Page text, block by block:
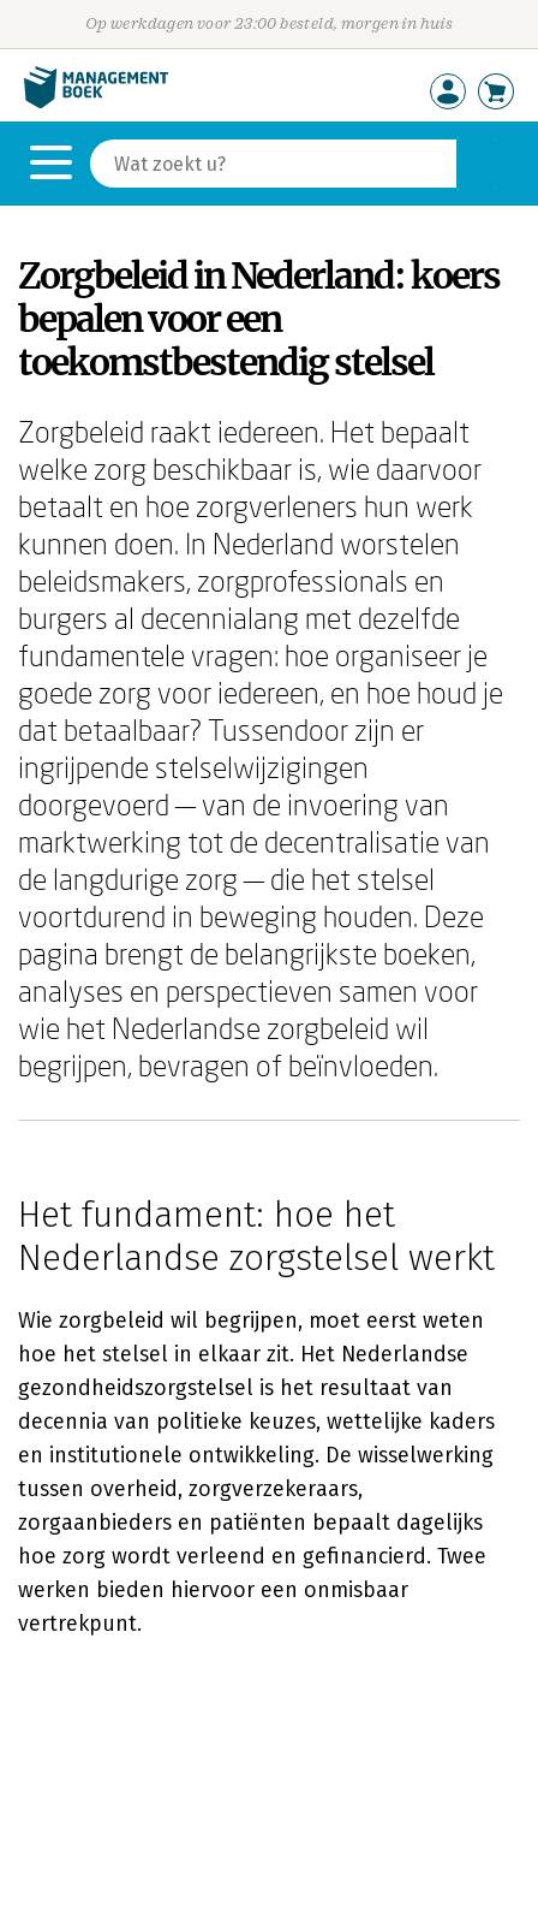
Op werkdagen voor 23:00 besteld, morgen in huis
Zorgbeleid in Nederland: koers
bepalen voor een
toekomstbestendig stelsel
Zorgbeleid raakt iedereen. Het bepaalt
welke zorg beschikbaar is, wie daarvoor
betaalt en hoe zorgverleners hun werk
kunnen doen. In Nederland worstelen
beleidsmakers, zorgprofessionals en
burgers al decennialang met dezelfde
fundamentele vragen: hoe organiseer je
goede zorg voor iedereen, en hoe houd je
dat betaalbaar? Tussendoor zijn er
ingrijpende stelselwijzigingen
doorgevoerd — van de invoering van
marktwerking tot de decentralisatie van
de langdurige zorg — die het stelsel
voortdurend in beweging houden. Deze
pagina brengt de belangrijkste boeken,
analyses en perspectieven samen voor
wie het Nederlandse zorgbeleid wil
begrijpen, bevragen of beïnvloeden.
Het fundament: hoe het
Nederlandse zorgstelsel werkt
Wie zorgbeleid wil begrijpen, moet eerst weten
hoe het stelsel in elkaar zit. Het Nederlandse
gezondheidszorgstelsel is het resultaat van
decennia van politieke keuzes, wettelijke kaders
en institutionele ontwikkeling. De wisselwerking
tussen overheid, zorgverzekeraars,
zorgaanbieders en patiënten bepaalt dagelijks
hoe zorg wordt verleend en gefinancierd. Twee
werken bieden hiervoor een onmisbaar
vertrekpunt.